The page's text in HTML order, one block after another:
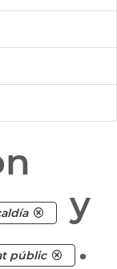
y
públic .